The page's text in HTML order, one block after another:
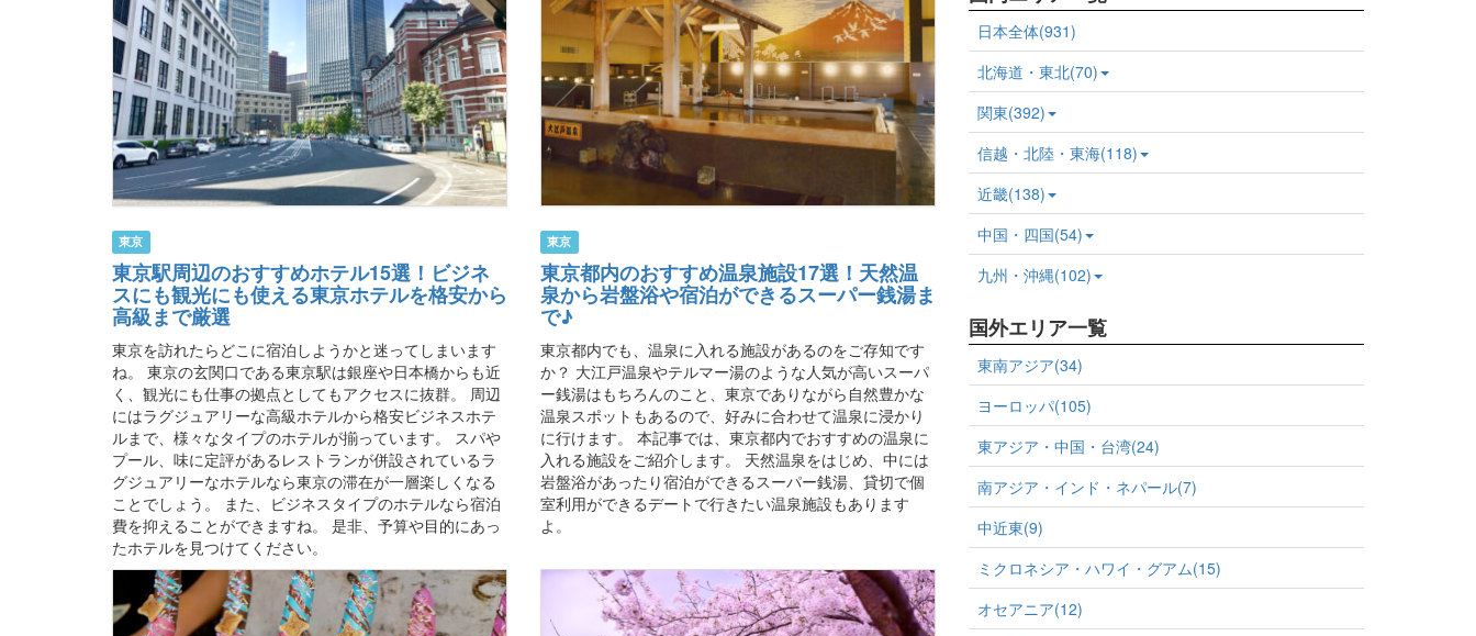
東京
東京駅周辺のおすすめホテル15選！ビジネ
スにも観光にも使える東京ホテルを格安から
高級まで厳選
東京を訪れたらどこに宿泊しようかと迷ってしまいます
ね。 東京の玄関口である東京駅は銀座や日本橋からも近
く、観光にも仕事の拠点としてもアクセスに抜群。 周辺
にはラグジュアリーな高級ホテルから格安ビジネスホテ
ルまで、様々なタイプのホテルが揃っています。 スパや
プール、味に定評があるレストランが併設されているラ
グジュアリーなホテルなら東京の滞在が一層楽しくなる
ことでしょう。 また、ビジネスタイプのホテルなら宿泊
費を抑えることができますね。 是非、予算や目的にあっ
たホテルを見つけてください。
東京
東京都内のおすすめ温泉施設17選！天然温
泉から岩盤浴や宿泊ができるスーパー銭湯ま
で♪
東京都内でも、温泉に入れる施設があるのをご存知です
か？ 大江戸温泉やテルマー湯のような人気が高いスーパ
ー銭湯はもちろんのこと、東京でありながら自然豊かな
温泉スポットもあるので、好みに合わせて温泉に浸かり
に行けます。 本記事では、東京都内でおすすめの温泉に
入れる施設をご紹介します。 天然温泉をはじめ、中には
岩盤浴があったり宿泊ができるスーパー銭湯、貸切で個
室利用ができるデートで行きたい温泉施設もあります
よ。
日本全体(931)
北海道・東北(70)
関東(392)
信越・北陸・東海(118)
近畿(138)
中国・四国(54)
九州・沖縄(102)
国外エリア一覧
東南アジア(34)
ヨーロッパ(105)
東アジア・中国・台湾(24)
南アジア・インド・ネパール(7)
中近東(9)
ミクロネシア・ハワイ・グアム(15)
オセアニア(12)